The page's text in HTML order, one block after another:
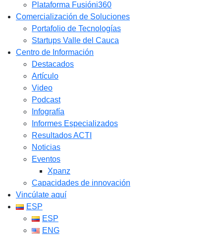
Plataforma Fusióni360
Comercialización de Soluciones
Portafolio de Tecnologías
Startups Valle del Cauca
Centro de Información
Destacados
Artículo
Video
Podcast
Infografía
Informes Especializados
Resultados ACTI
Noticias
Eventos
Xpanz
Capacidades de innovación
Vincúlate aquí
ESP
ESP
ENG